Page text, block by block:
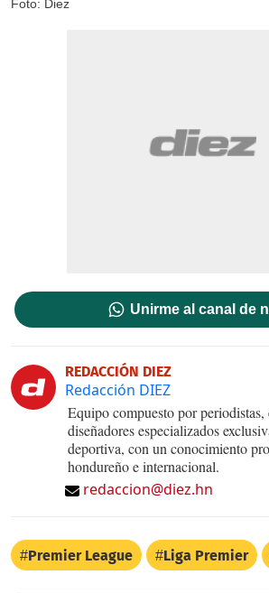
Foto: Diez
Unirme al canal de
REDACCIÓN DIEZ
Redacción DIEZ
Equipo compuesto por periodistas,
diseñadores especializados
deportiva, con un conocimiento
hondureño e internacional.
redaccion@diez.hn
Premier League Liga Premier